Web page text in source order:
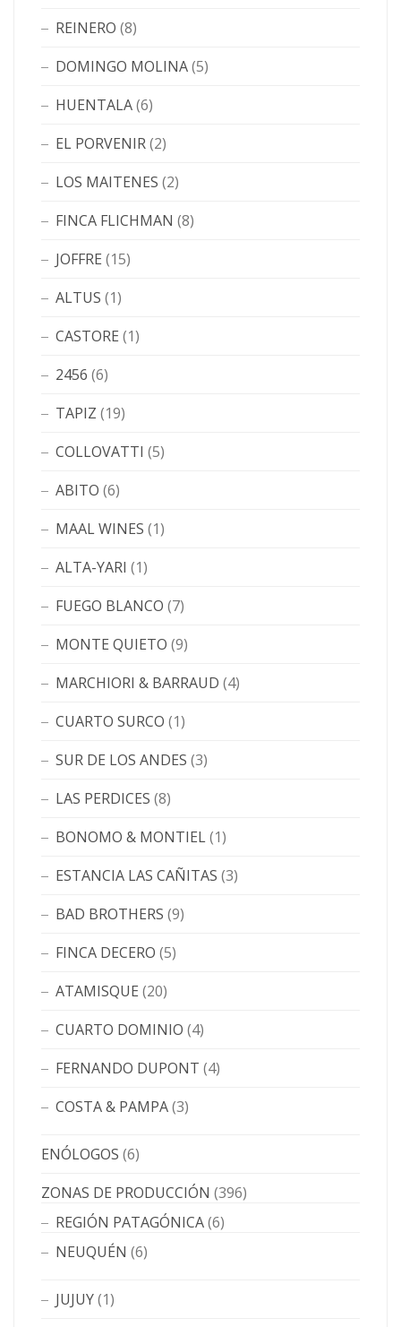
REINERO (8)
DOMINGO MOLINA(5)
HUENTALA(6)
EL PORVENIR(2)
LOS MAITENES (2)
FINCA FLICHMAN (8)
JOFFRE (15)
ALTUS (1)
CASTORE (1)
2456 (6)
TAPIZ (19)
COLLOVATTI (5)
ABITO (6)
MAAL WINES (1)
ALTA-YARI (1)
FUEGO BLANCO (7)
MONTE QUIETO (9)
MARCHIORI & BARRAUD (4)
CUARTO SURCO (1)
SUR DE LOS ANDES (3)
LAS PERDICES (8)
BONOMO & MONTIEL(1)
ESTANCIA LAS CAÑITAS (3)
BAD BROTHERS (9)
FINCA DECERO (5)
ATAMISQUE (20)
CUARTO DOMINIO (4)
FERNANDO DUPONT (4)
COSTA & PAMPA(3)
ENÓLOGOS (6)
ZONAS DE PRODUCCIÓN (396)
REGIÓN PATAGÓNICA(6)
NEUQUÉN (6)
JUJUY(1)